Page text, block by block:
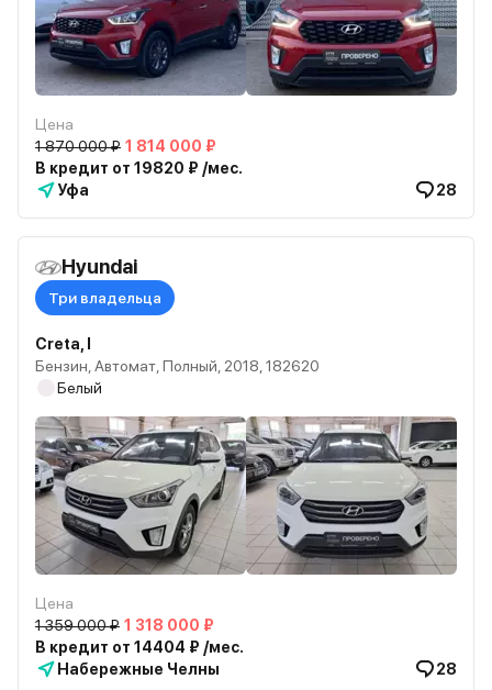
Цена
1 870 000 ₽ 1 814 000 ₽
В кредит от 19820 ₽ /мес.
Уфа
28
Hyundai
Три владельца
Creta, I
Бензин, Автомат, Полный, 2018, 182620
Белый
Цена
1 359 000 ₽ 1 318 000 ₽
В кредит от 14404 ₽ /мес.
Набережные Челны
28